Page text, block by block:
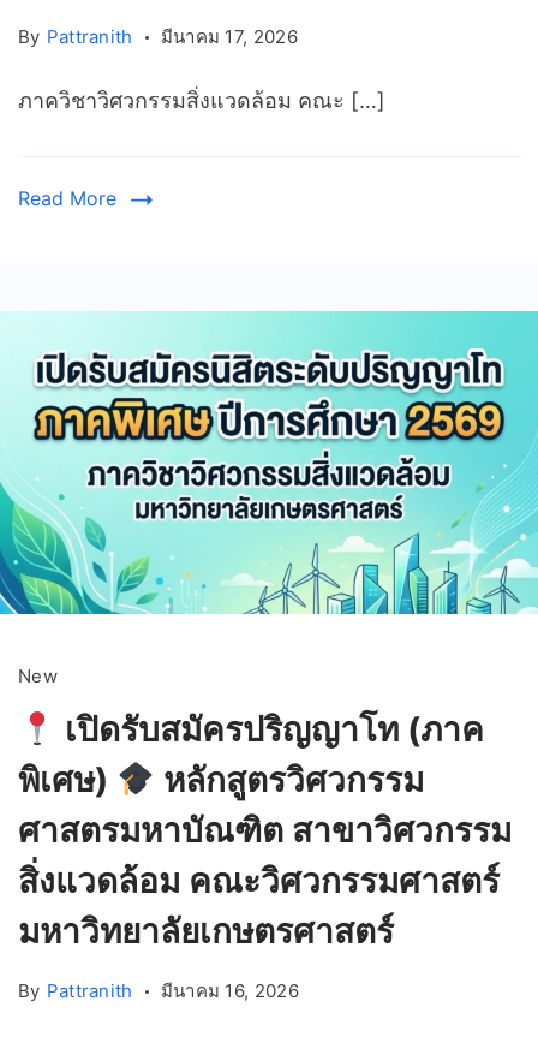
By Pattranith มีนาคม 17, 2026
ภาควิชาวิศวกรรมสิ่งแวดล้อม คณะ […]
Read More
New
เปิดรับสมัครปริญญาโท (ภาค
พิเศษ)
หลักสูตรวิศวกรรม
ศาสตรมหาบัณฑิต สาขาวิศวกรรม
สิ่งแวดล้อม คณะวิศวกรรมศาสตร์
มหาวิทยาลัยเกษตรศาสตร์
By Pattranith มีนาคม 16, 2026